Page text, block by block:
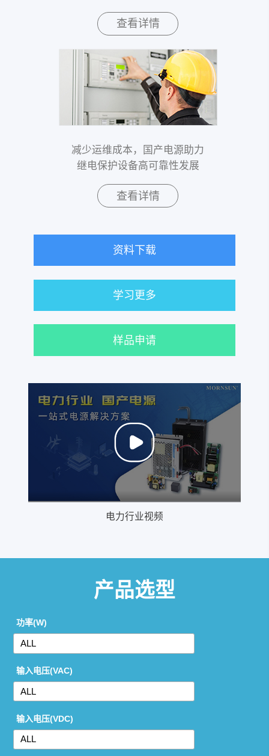
查看详情
减少运维成本，国产电源助力
继电保护设备高可靠性发展
查看详情
资料下载
学习更多
样品申请
电力行业视频
产品选型
功率(W)
输入电压(VAC)
输入电压(VDC)